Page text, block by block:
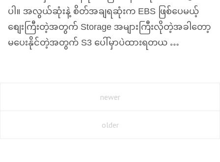
ပါ။ အလွယ်ဆုံးနဲ့ စိတ်အချရဆုံးကEBSဖြစ်ပေမယ့်
စျေးကြီးတဲ့အတွက် Storage အများကြီးလိုတဲ့အခါတော့
မပေးနိုင်တဲ့အတွက် S3 ပေါ်မှာပဲထားရတယ …
newer
older